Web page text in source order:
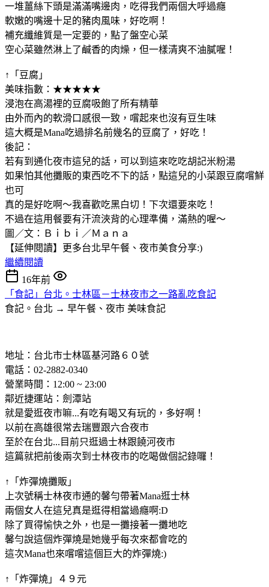
一堆薑絲下頭是滿滿嘴邊肉，吃得我們兩個大呼過癮
軟嫩的嘴邊十足的豬肉風味，好吃啊！
補充纖維質是一定要的，點了盤空心菜
空心菜雖然淋上了鹹香的肉燥，但一樣清爽不油膩喔！
↑「豆腐」
美味指數：★★★★★
浸泡在高湯裡的豆腐吸飽了所有精華
由外而內的軟滑口感很一致，嚐起來也沒有豆生味
這大概是Mana吃過排名前幾名的豆腐了，好吃！
後記：
若有到通化夜市這兒的話，可以到這來吃吃胡記米粉湯
如果怕其他攤販的東西吃不下的話，點這兒的小菜跟豆腐嚐鮮
也可
真的是好吃啊～我喜歡吃黑白切！下次還要來吃！
不過在這用餐要有汗流浹背的心理準備，滿熱的喔～
圖／文：Ｂｉｂｉ／Ｍａｎａ
【延伸閱讀】更多台北早午餐、夜市美食分享:)
繼續閱讀
16年前
「食記」台北。士林區－士林夜市之一路亂吃食記
食記。台北 → 早午餐、夜市 美味食記
地址：台北市士林區基河路６０號
電話：02-2882-0340
營業時間：12:00 ~ 23:00
鄰近捷運站：劍潭站
就是愛逛夜市嘛...有吃有喝又有玩的，多好啊！
以前在高雄很常去瑞豐跟六合夜市
至於在台北...目前只逛過士林跟饒河夜市
這篇就把前後兩次到士林夜市的吃喝做個記錄囉！
↑「炸彈燒攤販」
上次號稱士林夜市通的馨勻帶著Mana逛士林
兩個女人在這兒真是逛得相當過癮啊:D
除了買得愉快之外，也是一攤接著一攤地吃
馨勻說這個炸彈燒是她幾乎每次來都會吃的
這次Mana也來嚐嚐這個巨大的炸彈燒:)
↑「炸彈燒」４９元